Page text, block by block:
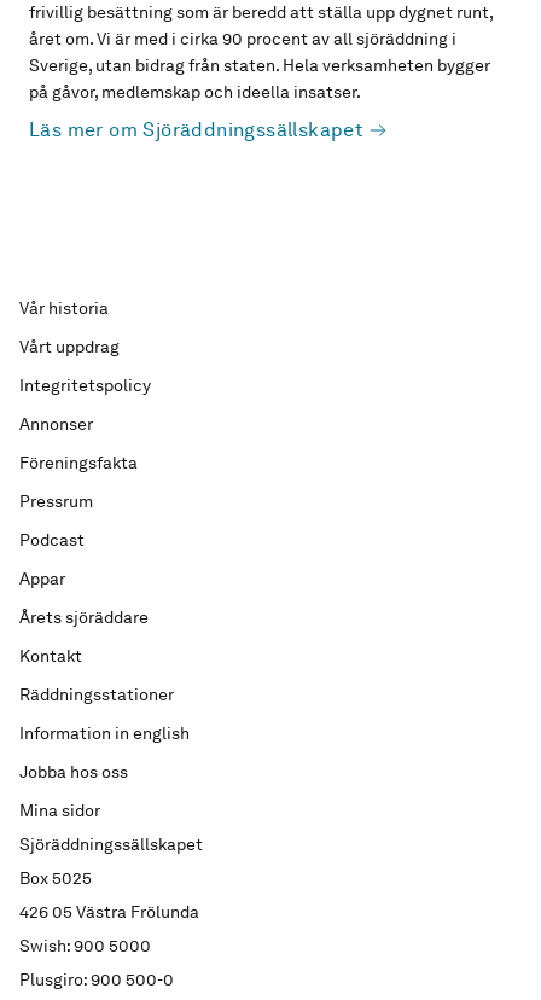
frivillig besättning som är beredd att ställa upp dygnet runt,
året om. Vi är med i cirka 90 procent av all sjöräddning i
Sverige, utan bidrag från staten. Hela verksamheten bygger
på gåvor, medlemskap och ideella insatser.
Läs mer om Sjöräddningssällskapet
Sjöräddningssällskapet
Box 5025
426 05 Västra Frölunda
Swish: 900 5000
Plusgiro: 900 500-0
Vår historia
Vårt uppdrag
Integritetspolicy
Annonser
Föreningsfakta
Pressrum
Podcast
Appar
Årets sjöräddare
Kontakt
Räddningsstationer
Information in english
Jobba hos oss
Mina sidor